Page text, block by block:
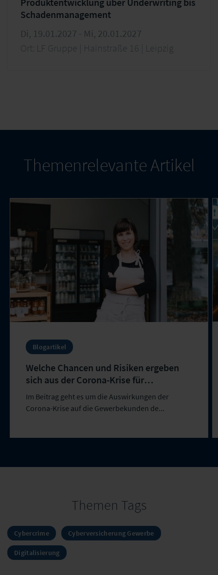
Schadenmanagement
Di, 19.01.2027 - Mi, 20.01.2027
Ort: LF Gruppe | Hainstraße 16 | Leipzig
Themenrelevante Artikel
Blogartikel
Welche Chancen und Risiken ergeben
sich aus der Corona-Krise für
Versicherer im Gewerbekundenmarkt?
Im Beitrag geht es um die Auswirkungen der
Corona-Krise auf die Gewerbekunden de...
Themen Tags
Cybercrime Cyberversicherung Gewerbe
Digitalisierung